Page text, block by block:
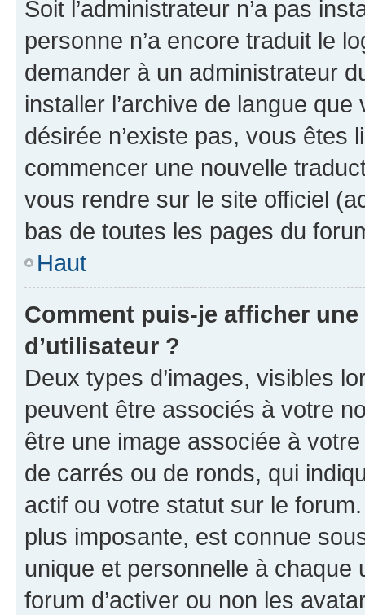
Soit l’administrateur n’a pas
personne n’a encore traduit le
demander à un administrateur
installer l’archive de langue
désirée n’existe pas, vous êtes
commencer une nouvelle
vous rendre sur le site officiel
bas de toutes les pages du
Haut
Comment puis-je afficher
d’utilisateur ?
Deux types d’images, visibles
peuvent être associés à votre
être une image associée à
de carrés ou de ronds, qui
actif ou votre statut sur le
plus imposante, est connue
unique et personnelle à chaque
forum d’activer ou non les